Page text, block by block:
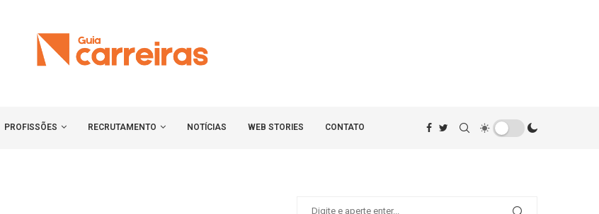
PROFISSÕES RECRUTAMENTO NOTÍCIAS WEB STORIES CONTATO